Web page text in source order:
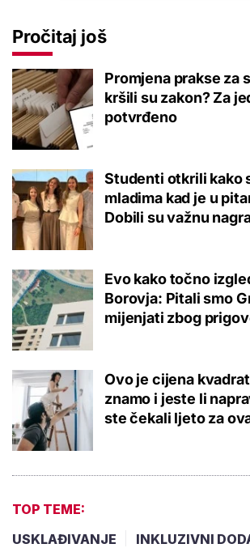
Pročitaj još
Promjena prakse za
kršili su zakon? Za
potvrđeno
Studenti otkrili kako
mladima kad je u
Dobili su važnu
Evo kako točno
Borovja: Pitali smo
mijenjati zbog
Ovo je cijena
znamo i jeste li
ste čekali ljeto za
TOP TEME:
USKLAĐIVANJE
INKLUZIVNI